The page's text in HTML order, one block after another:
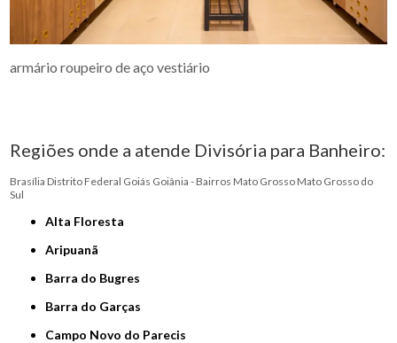
armário roupeiro de aço vestiário
Regiões onde a atende Divisória para Banheiro:
Brasília Distrito Federal Goiás Goiânia - Bairros Mato Grosso Mato Grosso do
Sul
Alta Floresta
Aripuanã
Barra do Bugres
Barra do Garças
Campo Novo do Parecis